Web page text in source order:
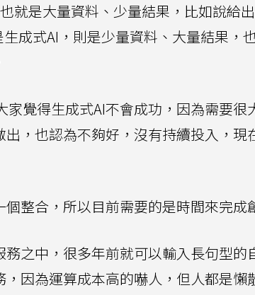
就是大量資料、少量結果，比如說給
成式AI，則是少量資料、大量結果，
家覺得生成式AI不會成功，因為需要很
，也認為不夠好，沒有持續投入，現
整合，所以目前需要的是時間來完成
之中，很多年前就可以輸入長句型的
因為運算成本高的嚇人，但人都是懶